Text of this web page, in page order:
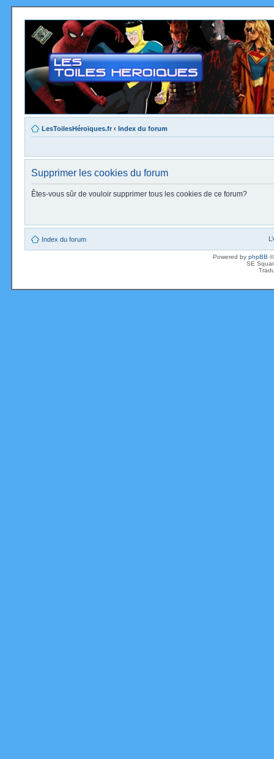
LesToilesHéroïques.fr ‹ Index du forum
Supprimer les cookies du forum
Êtes-vous sûr de vouloir supprimer tous les cookies de ce forum?
Index du forum
Powered by phpBB
SE